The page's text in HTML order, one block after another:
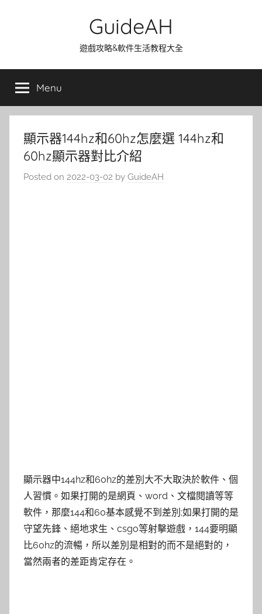
GuideAH
遊戲攻略&軟件生活教程大全
Menu
顯示器144hz和60hz怎麼選 144hz和
60hz顯示器對比介紹
Posted on 2022-03-02 by GuideAH
顯示器中144hz和60hz的差別大不大取決於軟件、個
人習慣。如果打開的是網頁、word、文檔閱讀等等
軟件，那麼144和60基本感覺不到差別;如果打開的是
守望先鋒、絕地求生、csgo等射擊遊戲，144要明顯
比60hz的流暢，所以差別是相對的而不是絕對的，
當然兩者的差距肯定存在。